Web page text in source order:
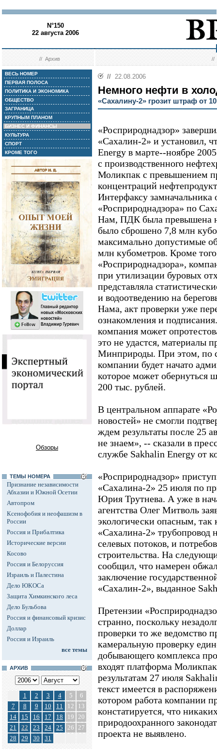
N°150
22 августа 2006
//Архив //
ВЕСЬ НОМЕР
ПЕРВАЯ ПОЛОСА
ПОЛИТИКА И ЭКОНОМИКА
ОБЩЕСТВО
ЗАГРАНИЦА
КРУПНЫМ ПЛАНОМ
БИЗНЕС И ФИНАНСЫ
КУЛЬТУРА
СПОРТ
КРОМЕ ТОГО
Обзоры
ТЕМЫ НОМЕРА
Признание независимости
Абхазии и Южной Осетии
Автопром
Ксенофобия и неофашизм в
России
Россия и Прибалтика
Исторические версии
Косово
Россия и Белоруссия
Израиль и Палестина
Дело ЮКОСа
Защита Химкинского леса
Дело Бульбова
Россия и финансовый кризис
Доллар
Россия и Израиль
все темы
АРХИВ
1 2 3 4 5
6
7
8 9 10 11 12
13
14
15 16 17 18 19 20
21
22 23 24 25 26 27
28
29 30 31
// 22.08.2006
Немного нефти в
«Сахалину-2» грозит штраф от
«Росприроднадзор»
«Сахалин-2» и установил,
Energy в марте--ноябре
с производственного
Моликпак с превышением
концентраций
Интерфаксу замначальника
«Росприроднадзора» по
Нам, ПДК была превышена
было сброшено 7,8 млн
максимально допустимые
млн кубометров. Кроме
«Росприроднадзора»,
при утилизации буровых
представляла
и водоотведению на
Нама, акт проверки уже
ознакомления и
компания может
это не удастся, материалы
Минприроды. При этом, по
компании будет начато
которое может обернуться
200 тыс. рублей.
В центральном аппарате
новостей» не смогли
ждем результаты после 25
не знаем», -- сказали в
службе Sakhalin Energy от
«Росприроднадзор»
«Сахалина-2» 25 июля по
Юрия Трутнева. А уже в
агентства Олег Митволь
экологически опасным, так
«Сахалина-2» трубопровод
селевых потоков, и
строительства. На
сообщил, что намерен
заключение
«Сахалин-2», выданное
Претензии
странно, поскольку
проверки то же ведомство
камеральную проверку
добывающего комплекса
входят платформа
результатам 27 июля
текст имеется в
котором работа компании
констатируется, что
природоохранного
проекта не выявлено.